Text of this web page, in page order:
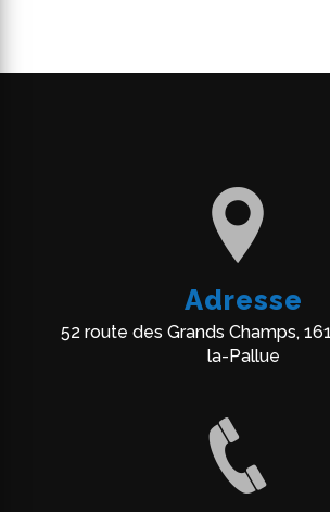
Adresse
52 route des Grands Champs,
la-Pallue